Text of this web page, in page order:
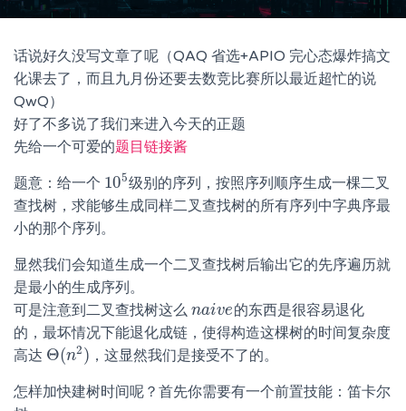
话说好久没写文章了呢（QAQ 省选+APIO 完心态爆炸搞文
化课去了，而且九月份还要去数竞比赛所以最近超忙的说
QwQ）
好了不多说了我们来进入今天的正题
先给一个可爱的题目链接酱
题意：给一个 105
105级别的序列，按照序列顺序生成一棵二叉
查找树，求能够生成同样二叉查找树的所有序列中字典序最
小的那个序列。
显然我们会知道生成一个二叉查找树后输出它的先序遍历就
是最小的生成序列。
可是注意到二叉查找树这么 naive
naive 的东西是很容易退化
的，最坏情况下能退化成链，使得构造这棵树的时间复杂度
高达 Θ(n2)
Θ(n2)
，这显然我们是接受不了的。
怎样加快建树时间呢？首先你需要有一个前置技能：笛卡尔